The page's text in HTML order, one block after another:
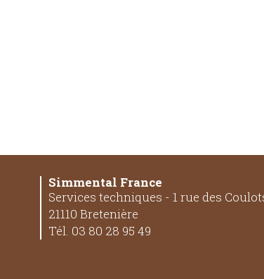
Simmental France
Services techniques - 1 rue des
21110 Bretenière
Tél. 03 80 28 95 49